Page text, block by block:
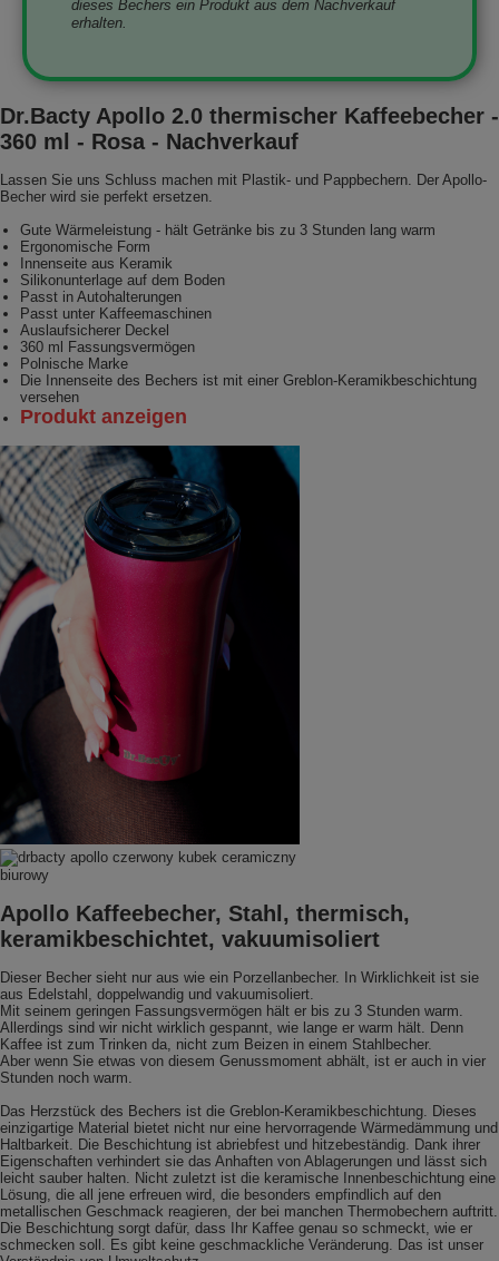
dieses Bechers ein Produkt aus dem Nachverkauf
erhalten.
Dr.Bacty Apollo 2.0 thermischer Kaffeebecher -
360 ml - Rosa - Nachverkauf
Lassen Sie uns Schluss machen mit Plastik- und Pappbechern. Der Apollo-
Becher wird sie perfekt ersetzen.
Gute Wärmeleistung - hält Getränke bis zu 3 Stunden lang warm
Ergonomische Form
Innenseite aus Keramik
Silikonunterlage auf dem Boden
Passt in Autohalterungen
Passt unter Kaffeemaschinen
Auslaufsicherer Deckel
360 ml Fassungsvermögen
Polnische Marke
Die Innenseite des Bechers ist mit einer Greblon-Keramikbeschichtung
versehen
Produkt anzeigen
Apollo Kaffeebecher, Stahl, thermisch,
keramikbeschichtet, vakuumisoliert
Dieser Becher sieht nur aus wie ein Porzellanbecher. In Wirklichkeit ist sie
aus Edelstahl, doppelwandig und vakuumisoliert.
Mit seinem geringen Fassungsvermögen hält er bis zu 3 Stunden warm.
Allerdings sind wir nicht wirklich gespannt, wie lange er warm hält. Denn
Kaffee ist zum Trinken da, nicht zum Beizen in einem Stahlbecher.
Aber wenn Sie etwas von diesem Genussmoment abhält, ist er auch in vier
Stunden noch warm.
Das Herzstück des Bechers ist die Greblon-Keramikbeschichtung. Dieses
einzigartige Material bietet nicht nur eine hervorragende Wärmedämmung und
Haltbarkeit. Die Beschichtung ist abriebfest und hitzebeständig. Dank ihrer
Eigenschaften verhindert sie das Anhaften von Ablagerungen und lässt sich
leicht sauber halten. Nicht zuletzt ist die keramische Innenbeschichtung eine
Lösung, die all jene erfreuen wird, die besonders empfindlich auf den
metallischen Geschmack reagieren, der bei manchen Thermobechern auftritt.
Die Beschichtung sorgt dafür, dass Ihr Kaffee genau so schmeckt, wie er
schmecken soll. Es gibt keine geschmackliche Veränderung. Das ist unser